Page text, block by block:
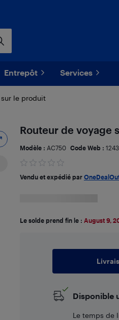
Entrepôt Services
le produit
Routeur de voyage
Modèle : AC750 Code Web :
Vendu et expédié par
Le solde prend fin le : August 9,
Disponible
Le temps de